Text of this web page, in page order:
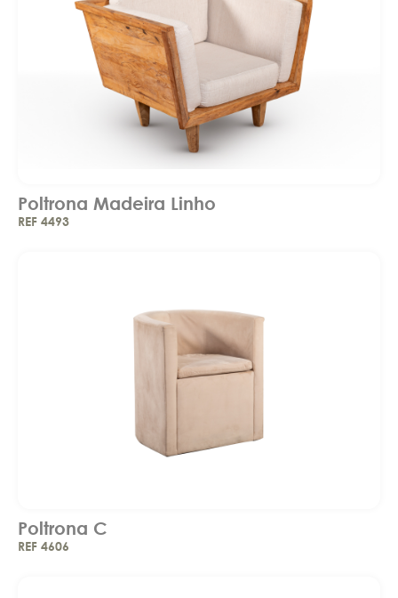
Poltrona Madeira Linho
REF 4493
Poltrona C
REF 4606